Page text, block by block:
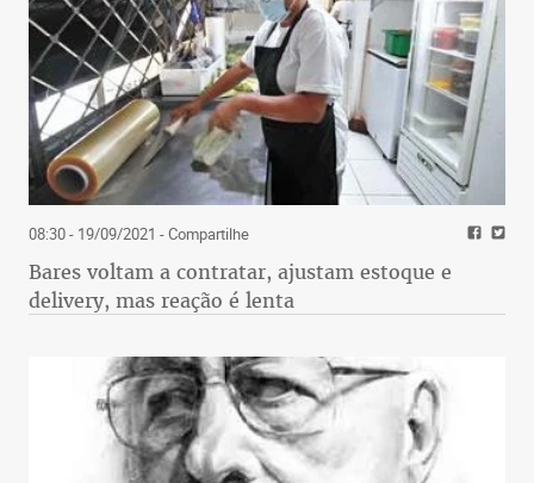
08:30 - 19/09/2021 - Compartilhe
Bares voltam a contratar, ajustam estoque e
delivery, mas reação é lenta